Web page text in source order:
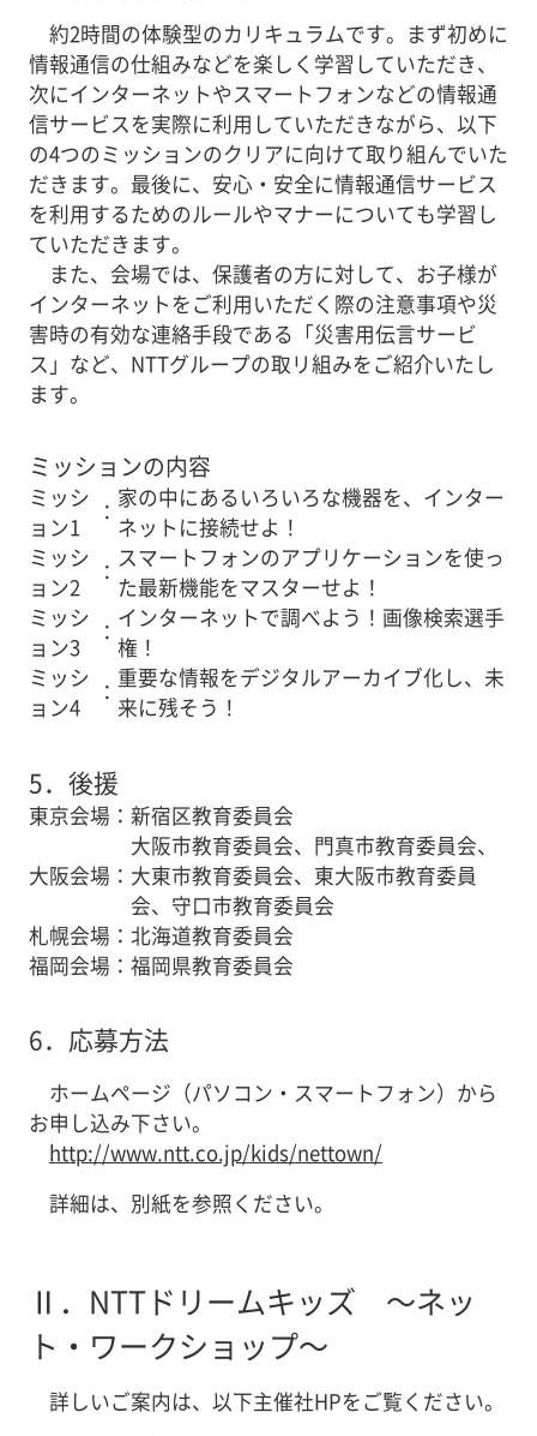
約2時間の体験型のカリキュラムです。まず初めに
情報通信の仕組みなどを楽しく学習していただき、
次にインターネットやスマートフォンなどの情報通
信サービスを実際に利用していただきながら、以下
の4つのミッションのクリアに向けて取り組んでいた
だきます。最後に、安心・安全に情報通信サービス
を利用するためのルールやマナーについても学習し
ていただきます。
また、会場では、保護者の方に対して、お子様が
インターネットをご利用いただく際の注意事項や災
害時の有効な連絡手段である「災害用伝言サービ
ス」など、NTTグループの取リ組みをご紹介いたし
ます。
ミッションの内容
ミッシ
ョン1
： 家の中にあるいろいろな機器を、インター
ネットに接続せよ！
ミッシ
ョン2
： スマートフォンのアプリケーションを使っ
た最新機能をマスターせよ！
ミッシ
ョン3
： インターネットで調べよう！画像検索選手
権！
ミッシ
ョン4
： 重要な情報をデジタルアーカイブ化し、未
来に残そう！
5． 後援
東京会場 ： 新宿区教育委員会
大阪会場 ：
大阪市教育委員会、門真市教育委員会、
大東市教育委員会、東大阪市教育委員
会、守口市教育委員会
札幌会場 ： 北海道教育委員会
福岡会場 ： 福岡県教育委員会
6． 応募方法
ホームページ（パソコン・スマートフォン）から
お申し込み下さい。
http://www.ntt.co.jp/kids/nettown/
詳細は、別紙を参照ください。
Ⅱ． NTTドリームキッズ ～ネッ
ト・ワークショップ～
詳しいご案内は、以下主催社HPをご覧ください。